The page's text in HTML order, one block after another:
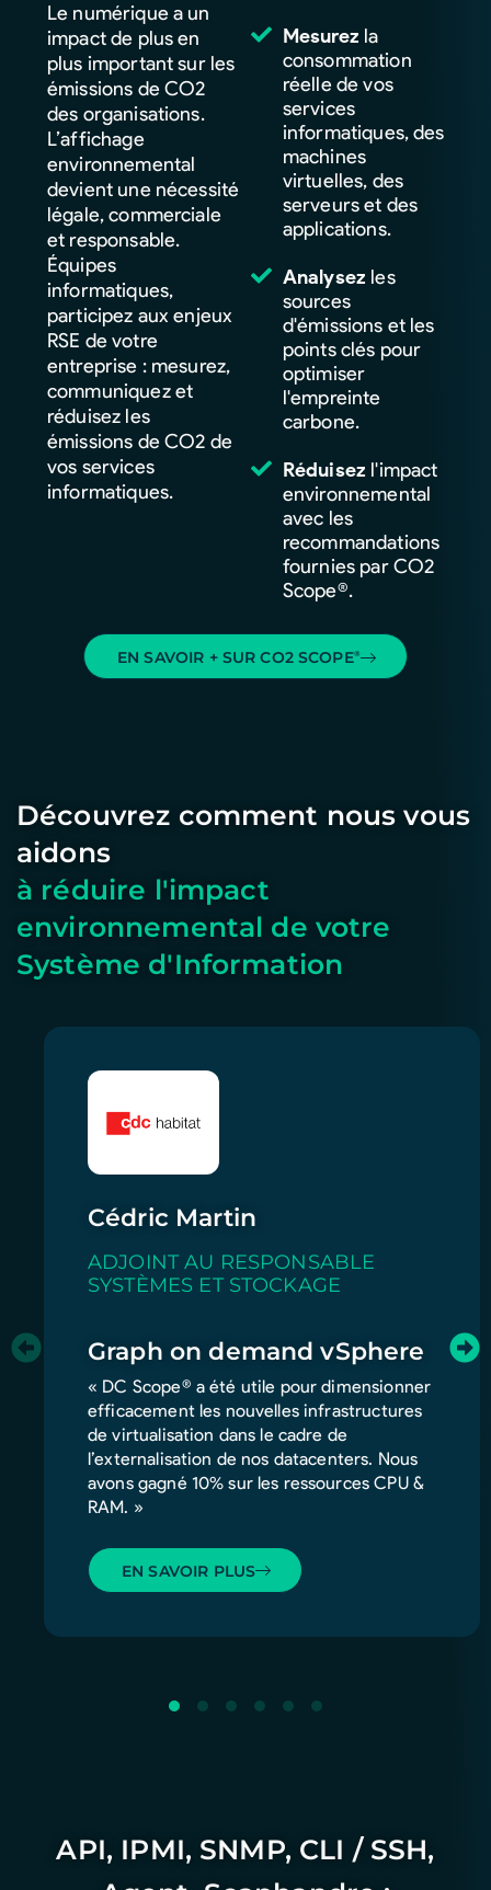
Le numérique a un
impact de plus en
plus important sur les
émissions de CO2
des organisations.
L’affichage
environnemental
devient une nécessité
légale, commerciale
et responsable.
Équipes
informatiques,
participez aux enjeux
RSE de votre
entreprise : mesurez,
communiquez et
réduisez les
émissions de CO2 de
vos services
informatiques.
Mesurez la
consommation
réelle de vos
services
informatiques, des
machines
virtuelles, des
serveurs et des
applications.
Analysez les
sources
d'émissions et les
points clés pour
optimiser
l'empreinte
carbone.
Réduisez l'impact
environnemental
avec les
recommandations
fournies par CO2
Scope®.
EN SAVOIR + SUR CO2 SCOPE®
Découvrez comment nous vous
aidons
à réduire l'impact
environnemental de votre
Système d'Information
Cédric Martin
ADJOINT AU RESPONSABLE
SYSTÈMES ET STOCKAGE
Graph on demand vSphere
« DC Scope® a été utile pour dimensionner
efficacement les nouvelles infrastructures
de virtualisation dans le cadre de
l’externalisation de nos datacenters. Nous
avons gagné 10% sur les ressources CPU &
RAM. »
EN SAVOIR PLUS
API, IPMI, SNMP, CLI / SSH,